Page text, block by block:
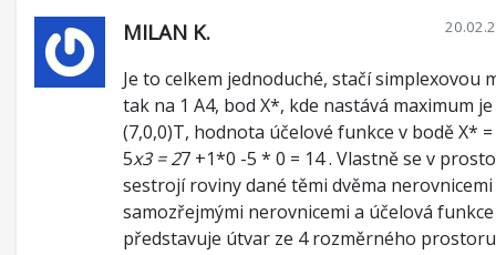
MILAN K.
Je to celkem jednoduché, stačí simplexovou
tak na 1 A4, bod X*, kde nastává maximum
(7,0,0)T, hodnota účelové funkce v bodě X* =
5x3 = 27 +1*0 -5 * 0 = 14 . Vlastně se v
sestrojí roviny dané těmi dvěma
samozřejmými nerovnicemi a účelová funkce
představuje útvar ze 4 rozměrného